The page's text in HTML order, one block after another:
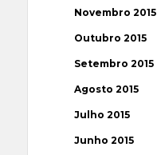
Novembro 2015
Outubro 2015
Setembro 2015
Agosto 2015
Julho 2015
Junho 2015